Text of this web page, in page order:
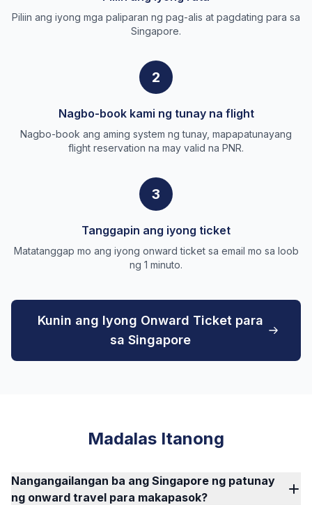
Piliin ang iyong mga paliparan ng pag-alis at pagdating para sa
Singapore.
2
Nagbo-book kami ng tunay na flight
Nagbo-book ang aming system ng tunay, mapapatunayang
flight reservation na may valid na PNR.
3
Tanggapin ang iyong ticket
Matatanggap mo ang iyong onward ticket sa email mo sa loob
ng 1 minuto.
Kunin ang Iyong Onward Ticket para
sa Singapore
Madalas Itanong
Nangangailangan ba ang Singapore ng patunay
ng onward travel para makapasok?